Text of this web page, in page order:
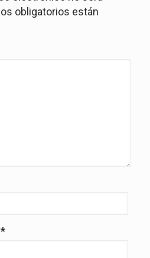
obligatorios están
*